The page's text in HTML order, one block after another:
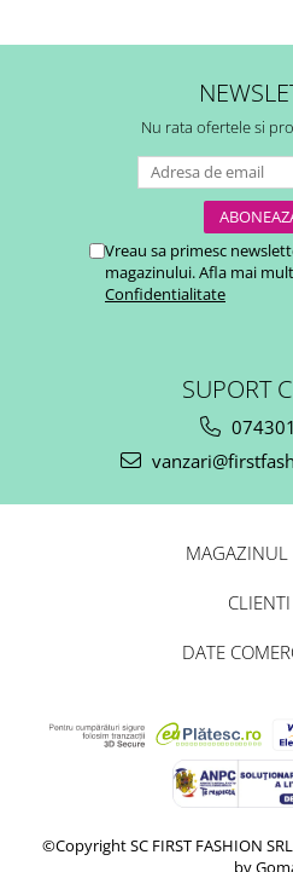
Nu rata ofertele si
Vreau sa primesc
magazinului. Afla mai
Confidentialitate
SUPORT
MAGAZINUL
CLIENTI
DATE
©Copyright SC FIRST FASHION